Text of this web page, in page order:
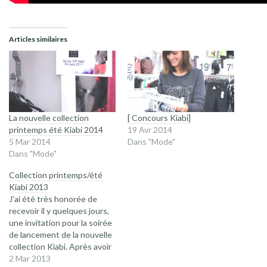
Articles similaires
La nouvelle collection
printemps été Kiabi 2014
5 Mar 2014
Dans "Mode"
[ Concours Kiabi]
19 Avr 2014
Dans "Mode"
Collection printemps/été
Kiabi 2013
J’ai été très honorée de
recevoir il y quelques jours,
une invitation pour la soirée
de lancement de la nouvelle
collection Kiabi. Après avoir
entendu quelques critiques
2 Mar 2013